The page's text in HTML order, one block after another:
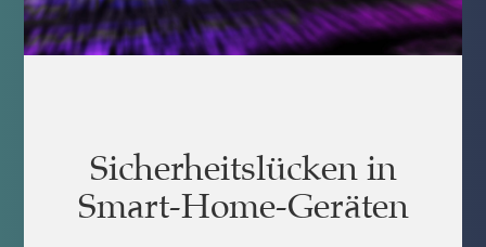
Sicherheitslücken in
Smart-Home-Geräten